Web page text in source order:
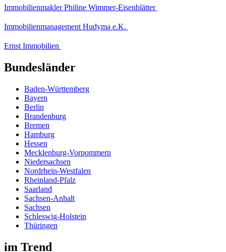
Immobilienmakler Philine Wimmer-Eisenblätter
Immobilienmanagement Hudyma e.K.
Ernst Immobilien
Bundesländer
Baden-Württemberg
Bayern
Berlin
Brandenburg
Bremen
Hamburg
Hessen
Mecklenburg-Vorpommern
Niedersachsen
Nordrhein-Westfalen
Rheinland-Pfalz
Saarland
Sachsen-Anhalt
Sachsen
Schleswig-Holstein
Thüringen
im Trend